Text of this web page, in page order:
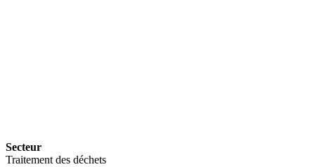
Secteur
Traitement des déchets